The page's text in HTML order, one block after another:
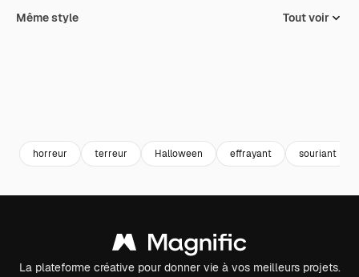
Même style Tout voir
horreur terreur Halloween effrayant souriant
La plateforme créative pour donner vie à vos meilleurs projets.